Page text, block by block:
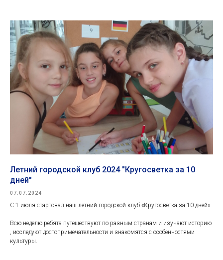
Летний городской клуб 2024 "Кругосветка за 10
дней"
07.07.2024
С 1 июля стартовал наш летний городской клуб «Кругосветка за 10 дней»
Всю неделю ребята путешествуют по разным странам и изучают историю
, исследуют достопримечательности и знакомятся с особенностями
культуры.